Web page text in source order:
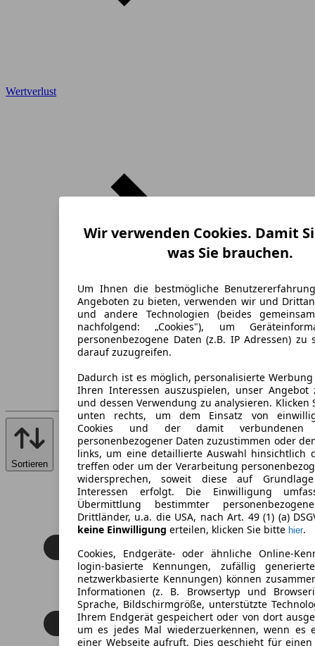
Wertverlust
Sortieren
Wir verwenden Cookies. Damit
was Sie brauchen.
Um Ihnen die bestmögliche
Angeboten zu bieten, verwenden wir und
und andere Technologien (beides
nachfolgend: „Cookies"), um
personenbezogene Daten (z.B. IP Adressen) zu
darauf zuzugreifen.
Dadurch ist es möglich, personalisierte
Ihren Interessen auszuspielen, unser Angebot
und dessen Verwendung zu analysieren. Klicken
unten rechts, um dem Einsatz von
Cookies und der damit verbundenen
personenbezogener Daten zuzustimmen oder
links, um eine detaillierte Auswahl hinsichtlich
treffen oder um der Verarbeitung
widersprechen, soweit diese auf
Interessen erfolgt. Die Einwilligung
Übermittlung bestimmter
Drittländer, u.a. die USA, nach Art. 49 (1) (a)
keine Einwilligung erteilen, klicken Sie bitte hier.
Cookies, Endgeräte- oder ähnliche Online-
login-basierte Kennungen, zufällig
netzwerkbasierte Kennungen) können
Informationen (z. B. Browsertyp und
Sprache, Bildschirmgröße, unterstützte
Ihrem Endgerät gespeichert oder von dort
um es jedes Mal wiederzuerkennen, wenn es
einer Webseite aufruft. Dies geschieht für